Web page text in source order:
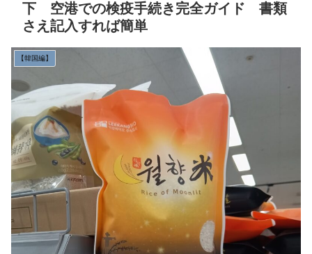
下 空港での検疫手続き完全ガイド 書類
さえ記入すれば簡単
【韓国編】